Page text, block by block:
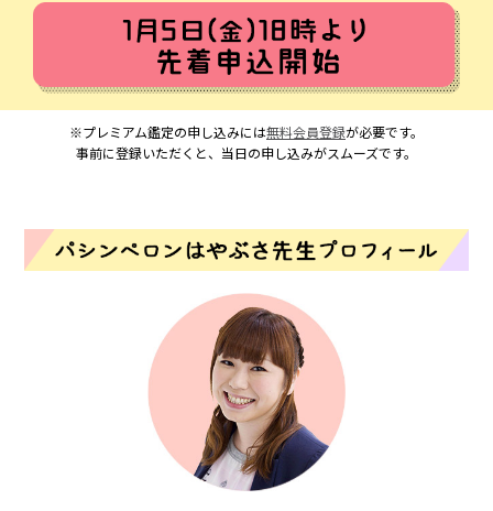
※プレミアム鑑定の申し込みには無料会員登録が必要です。
事前に登録いただくと、当日の申し込みがスムーズです。